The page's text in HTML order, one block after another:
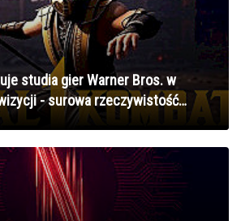
studia gier Warner Bros. w
- surowa rzeczywistość